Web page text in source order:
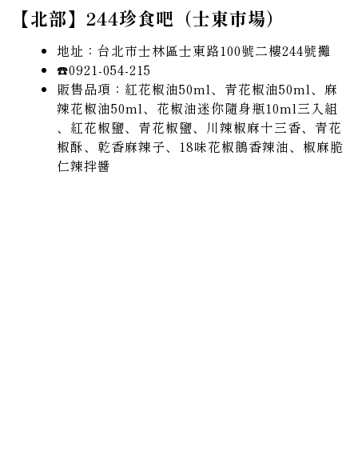
【北部】244珍食吧（士東市場）
地址：台北市士林區士東路100號二樓244號攤
☎️0921-054-215
販售品項：紅花椒油50ml、青花椒油50ml、麻
辣花椒油50ml、花椒油迷你隨身瓶10ml三入組
、紅花椒鹽、青花椒鹽、川辣椒麻十三香、青花
椒酥、乾香麻辣子、18味花椒鵝香辣油、椒麻脆
仁辣拌醬